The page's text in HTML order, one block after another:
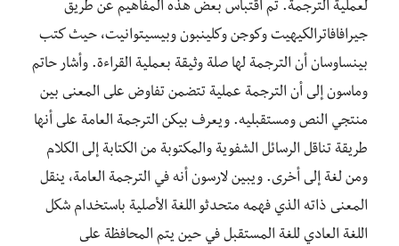
لعملية الترجمة. تم اقتباس بعض هذه المفاهيم عن طريق
جيرافافاترالكيهيت وكوجن وكلينبون وبيسيتوانيت، حيث كتب
بينساوسان أن الترجمة لها صلة وثيقة بعملية القراءة. وأشار حاتم
وماسون إلى أن الترجمة عملية تتضمن تفاوض على المعنى بين
منتجي النص ومستقبليه. ويعرف بيكن الترجمة العامة على أنها
طريقة تناقل الرسائل الشفوية والمكتوبة من الكتابة إلى الكلام
ومن لغة إلى أخرى. ويبين لارسون أنه في الترجمة العامة، ينقل
المعنى ذاته الذي فهمه متحدثو اللغة الأصلية باستخدام شكل
اللغة العادي للغة المستقبل في حين يتم المحافظة على